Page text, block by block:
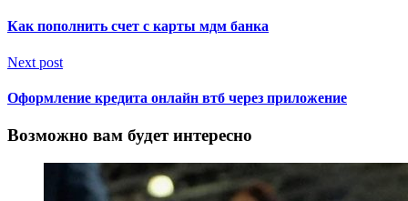
Как пополнить счет с карты мдм банка
Next post
Оформление кредита онлайн втб через приложение
Возможно вам будет интересно